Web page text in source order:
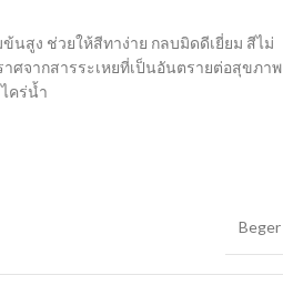
นสูง ช่วยให้สีทาง่าย กลบมิดดีเยี่ยม สีไม่
ศจากสารระเหยที่เป็นอันตรายต่อสุขภาพ
คร่น้ำ
Beger